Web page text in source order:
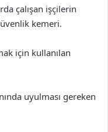
çalışan işçilerin
kemeri.
için kullanılan
uyulması gereken